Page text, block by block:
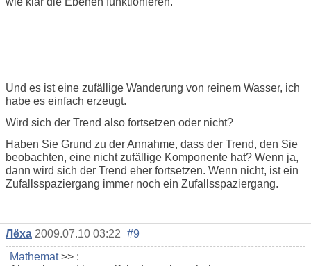
Und es ist eine zufällige Wanderung von reinem Wasser, ich
habe es einfach erzeugt.
Wird sich der Trend also fortsetzen oder nicht?
Haben Sie Grund zu der Annahme, dass der Trend, den Sie
beobachten, eine nicht zufällige Komponente hat? Wenn ja,
dann wird sich der Trend eher fortsetzen. Wenn nicht, ist ein
Zufallsspaziergang immer noch ein Zufallsspaziergang.
Лёха 2009.07.10 03:22 #9
Mathemat>> :